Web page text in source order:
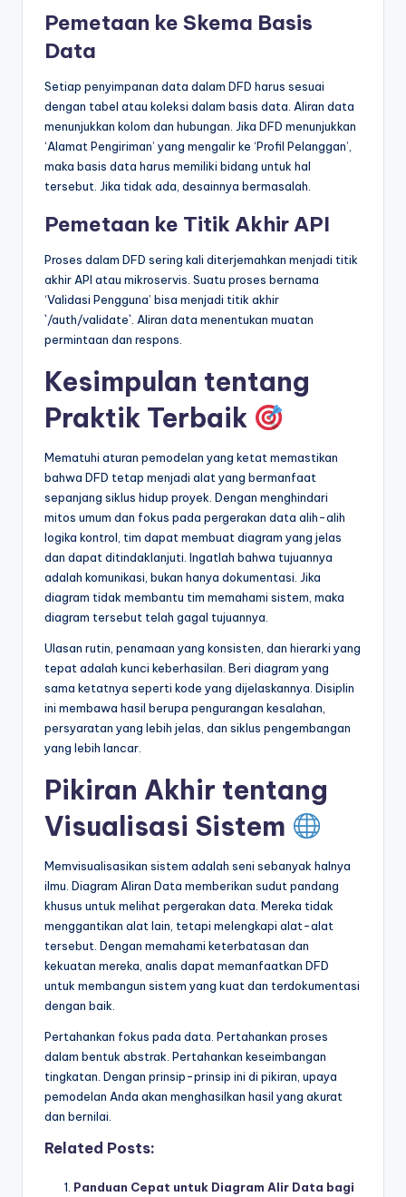
Pemetaan ke Skema Basis
Data
Setiap penyimpanan data dalam DFD harus sesuai
dengan tabel atau koleksi dalam basis data. Aliran data
menunjukkan kolom dan hubungan. Jika DFD menunjukkan
‘Alamat Pengiriman’ yang mengalir ke ‘Profil Pelanggan’,
maka basis data harus memiliki bidang untuk hal
tersebut. Jika tidak ada, desainnya bermasalah.
Pemetaan ke Titik Akhir API
Proses dalam DFD sering kali diterjemahkan menjadi titik
akhir API atau mikroservis. Suatu proses bernama
‘Validasi Pengguna’ bisa menjadi titik akhir
`/auth/validate`. Aliran data menentukan muatan
permintaan dan respons.
Kesimpulan tentang
Praktik Terbaik
Mematuhi aturan pemodelan yang ketat memastikan
bahwa DFD tetap menjadi alat yang bermanfaat
sepanjang siklus hidup proyek. Dengan menghindari
mitos umum dan fokus pada pergerakan data alih-alih
logika kontrol, tim dapat membuat diagram yang jelas
dan dapat ditindaklanjuti. Ingatlah bahwa tujuannya
adalah komunikasi, bukan hanya dokumentasi. Jika
diagram tidak membantu tim memahami sistem, maka
diagram tersebut telah gagal tujuannya.
Ulasan rutin, penamaan yang konsisten, dan hierarki yang
tepat adalah kunci keberhasilan. Beri diagram yang
sama ketatnya seperti kode yang dijelaskannya. Disiplin
ini membawa hasil berupa pengurangan kesalahan,
persyaratan yang lebih jelas, dan siklus pengembangan
yang lebih lancar.
Pikiran Akhir tentang
Visualisasi Sistem
Memvisualisasikan sistem adalah seni sebanyak halnya
ilmu. Diagram Aliran Data memberikan sudut pandang
khusus untuk melihat pergerakan data. Mereka tidak
menggantikan alat lain, tetapi melengkapi alat-alat
tersebut. Dengan memahami keterbatasan dan
kekuatan mereka, analis dapat memanfaatkan DFD
untuk membangun sistem yang kuat dan terdokumentasi
dengan baik.
Pertahankan fokus pada data. Pertahankan proses
dalam bentuk abstrak. Pertahankan keseimbangan
tingkatan. Dengan prinsip-prinsip ini di pikiran, upaya
pemodelan Anda akan menghasilkan hasil yang akurat
dan bernilai.
Related Posts:
Panduan Cepat untuk Diagram Alir Data bagi